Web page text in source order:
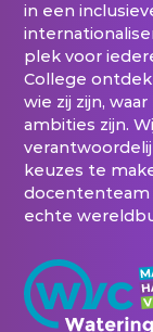
in een
plek voor
College
wie zij zijn,
ambities zijn.
keuzes te
docententeam
echte